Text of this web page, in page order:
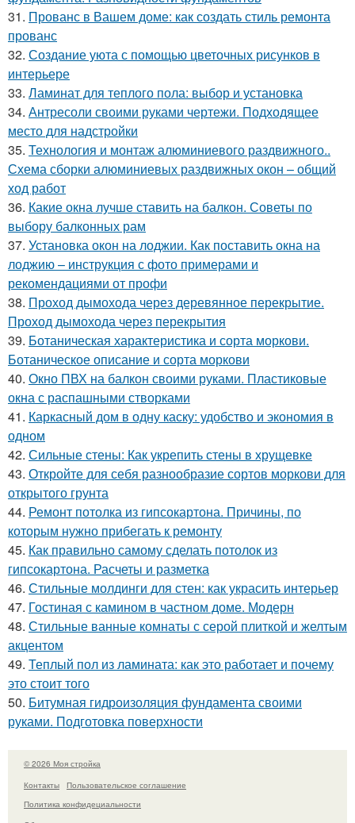
31. Прованс в Вашем доме: как создать стиль ремонта
прованс
32. Создание уюта с помощью цветочных рисунков в
интерьере
33. Ламинат для теплого пола: выбор и установка
34. Антресоли своими руками чертежи. Подходящее
место для надстройки
35. Технология и монтаж алюминиевого раздвижного..
Схема сборки алюминиевых раздвижных окон – общий
ход работ
36. Какие окна лучше ставить на балкон. Советы по
выбору балконных рам
37. Установка окон на лоджии. Как поставить окна на
лоджию – инструкция с фото примерами и
рекомендациями от профи
38. Проход дымохода через деревянное перекрытие.
Проход дымохода через перекрытия
39. Ботаническая характеристика и сорта моркови.
Ботаническое описание и сорта моркови
40. Окно ПВХ на балкон своими руками. Пластиковые
окна с распашными створками
41. Каркасный дом в одну каску: удобство и экономия в
одном
42. Сильные стены: Как укрепить стены в хрущевке
43. Откройте для себя разнообразие сортов моркови для
открытого грунта
44. Ремонт потолка из гипсокартона. Причины, по
которым нужно прибегать к ремонту
45. Как правильно самому сделать потолок из
гипсокартона. Расчеты и разметка
46. Стильные молдинги для стен: как украсить интерьер
47. Гостиная с камином в частном доме. Модерн
48. Стильные ванные комнаты с серой плиткой и желтым
акцентом
49. Теплый пол из ламината: как это работает и почему
это стоит того
50. Битумная гидроизоляция фундамента своими
руками. Подготовка поверхности
© 2026 Моя стройка
Контакты
Пользовательское соглашение
Политика конфидециальности